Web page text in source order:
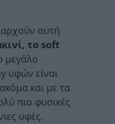
αυτή
το soft
μεγάλο
υφών είναι
και με τα
πιο φυσικές
υφές.